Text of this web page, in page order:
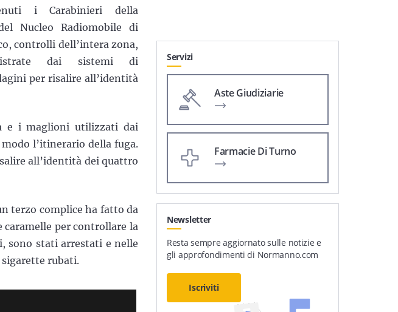
i Carabinieri della
Nucleo Radiomobile di
controlli dell’intera zona,
dai sistemi di
per risalire all’identità
e i maglioni utilizzati dai
l’itinerario della fuga.
all’identità dei quattro
terzo complice ha fatto da
caramelle per controllare la
sono stati arrestati e nelle
rubati.
Servizi
Aste Giudiziarie
Farmacie Di Turno
Newsletter
Resta sempre aggiornato sulle notizie e
gli approfondimenti di Normanno.com
Iscriviti